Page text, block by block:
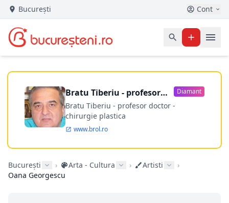
București Cont
Bratu Tiberiu - profesor
doctor
Diamant
Bratu Tiberiu - profesor doctor -
chirurgie plastica
www.brol.ro
București › Arta - Cultura › Artisti
›
Oana Georgescu